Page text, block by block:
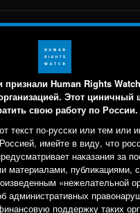
признали Human Rights Watch
Этот циничный
свою работу по России.
текст по-русски или тем или
имейте в виду, что
наказания за
материалами, публикациями,
«нежелательной
административных
поддержку таких
с нами
конфиденциальности
Watch
| 350 Fifth Avenue, 34th Floor |
is a 501(C)(3) nonprofit
cookie preferences
cookie,
лучше понять, кто
ваш опыт
вы соглашаетесь с